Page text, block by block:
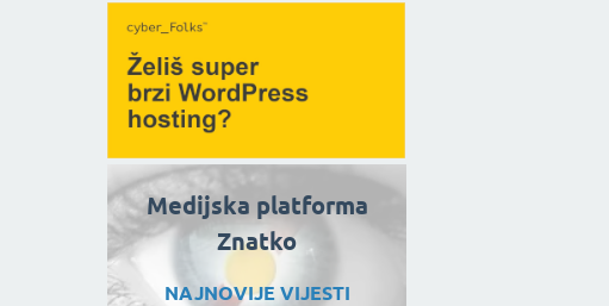
Medijska platforma
Znatko
NAJNOVIJE VIJESTI